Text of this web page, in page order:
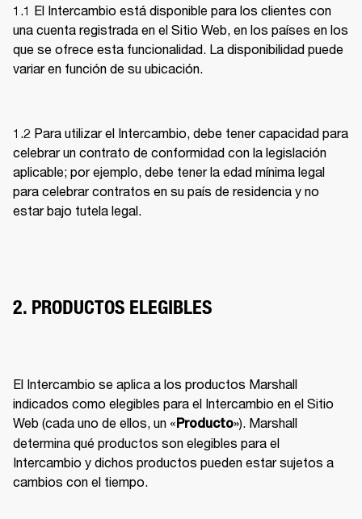
1.1 El Intercambio está disponible para los clientes con
una cuenta registrada en el Sitio Web, en los países en los
que se ofrece esta funcionalidad. La disponibilidad puede
variar en función de su ubicación.
1.2 Para utilizar el Intercambio, debe tener capacidad para
celebrar un contrato de conformidad con la legislación
aplicable; por ejemplo, debe tener la edad mínima legal
para celebrar contratos en su país de residencia y no
estar bajo tutela legal.
2. PRODUCTOS ELEGIBLES
El Intercambio se aplica a los productos Marshall
indicados como elegibles para el Intercambio en el Sitio
Web (cada uno de ellos, un « Producto»). Marshall
determina qué productos son elegibles para el
Intercambio y dichos productos pueden estar sujetos a
cambios con el tiempo.